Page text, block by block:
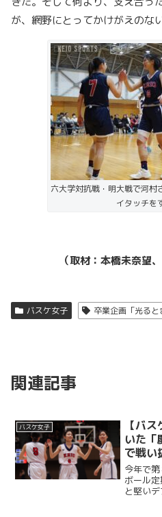
が、網野にとってかけがえのな
六大学対抗戦・明大戦で河村
イタッチを
（取材：本橋未奈望
バスケ女子 卒業企画「光ると
関連記事
バスケ女子
【バ
いた
で戦い
回早慶
今年で
ボール
と堅い